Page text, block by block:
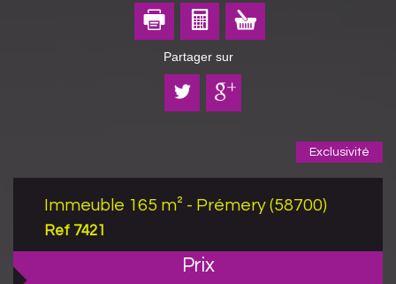
Partager sur
Exclusivité
Immeuble 165 m² - Prémery (58700)
Ref 7421
Prix